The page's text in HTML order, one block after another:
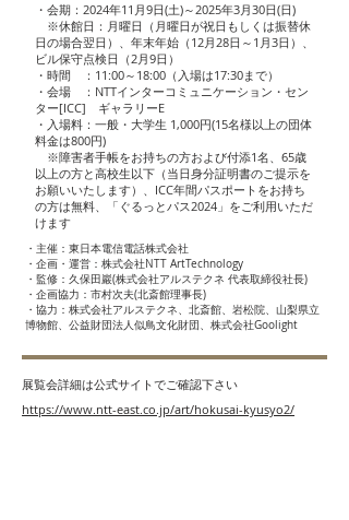
・会期：2024年11月9日(土)～2025年3月30日(日)
※休館日：月曜日（月曜日が祝日もしくは振替休
日の場合翌日）、年末年始（12月28日～1月3日）、
ビル保守点検日（2月9日）
・時間 ：11:00～18:00（入場は17:30まで）
・会場 ：NTTインターコミュニケーション・セン
ター[ICC] ギャラリーE
・入場料：一般・大学生 1,000円(15名様以上の団体
料金は800円)
※障害者手帳をお持ちの方および付添1名、65歳
以上の方と高校生以下（当日身分証明書のご提示を
お願いいたします）、ICC年間パスポートをお持ち
の方は無料、「ぐるっとパス2024」をご利用いただ
けます
・主催：東日本電信電話株式会社
・企画・運営：株式会社NTT ArtTechnology
・監修：久保田巖(株式会社アルステクネ 代表取締役社長)
・企画協力：市村次夫(北斎館理事長)
・協力：株式会社アルステクネ、北斎館、岩松院、山梨県立
博物館、公益財団法人似鳥文化財団、株式会社Goolight
展覧会詳細は公式サイトでご確認下さい
https://www.ntt-east.co.jp/art/hokusai-kyusyo2/